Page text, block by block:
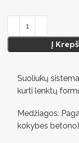
Į
Suoliukų
kurti lenktų
Medžiagos:
kokybės